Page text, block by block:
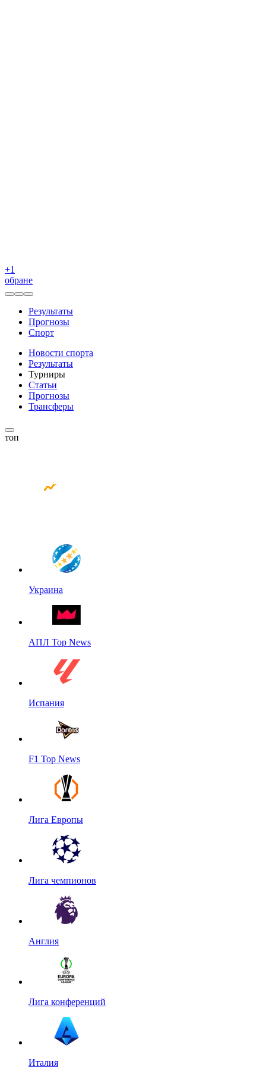
+1
обране
Результаты
Прогнозы
Спорт
Новости спорта
Результаты
Турниры
Статьи
Прогнозы
Трансферы
топ
Украина
АПЛ Top News
Испания
F1 Top News
Лига Европы
Лига чемпионов
Англия
Лига конференций
Италия